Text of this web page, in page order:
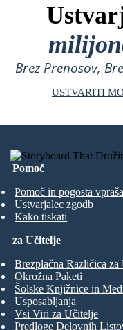
Brez Prenosov,
USTVARITI
Pomoč
Pomoč in pogosta
Ustvarjalec zgodb
Kako tiskati
za Učitelje
Brezplačna Različica za
Okrožna Paketi
Šolske Knjižnice in
Usposabljanja
Vsi Viri za Učitelje
Predloge Delovnih